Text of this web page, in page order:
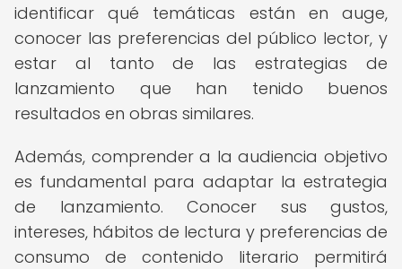
identificar qué temáticas están en auge,
conocer las preferencias del público lector, y
estar al tanto de las estrategias de
lanzamiento que han tenido buenos
resultados en obras similares.
Además, comprender a la audiencia objetivo
es fundamental para adaptar la estrategia
de lanzamiento. Conocer sus gustos,
intereses, hábitos de lectura y preferencias de
consumo de contenido literario permitirá